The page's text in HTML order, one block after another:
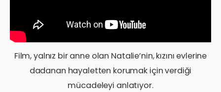
Film, yalnız bir anne olan Natalie’nin, kızını evlerine
dadanan hayaletten korumak için verdiği
mücadeleyi anlatıyor.